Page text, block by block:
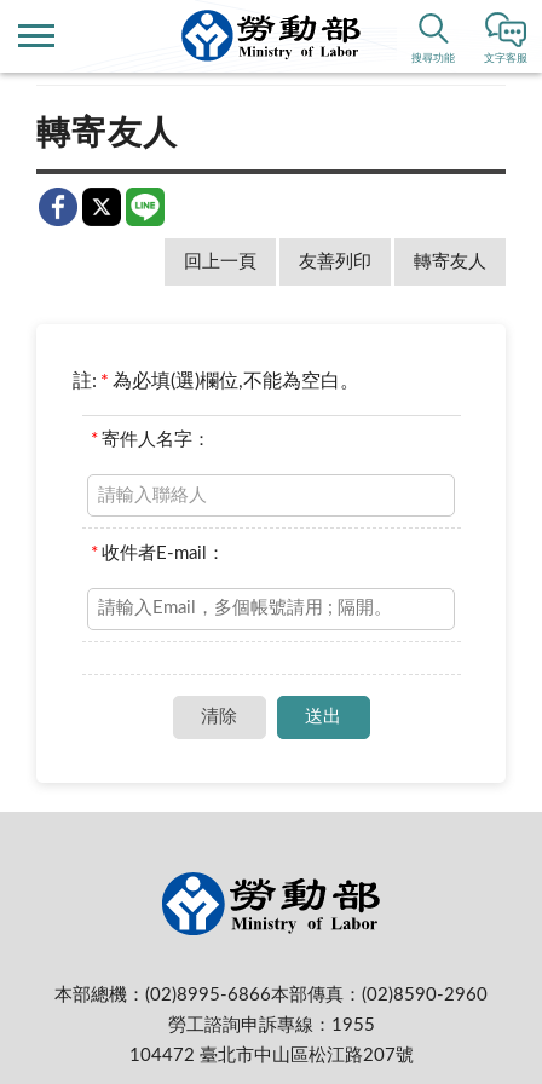
文字客服
搜尋功能
新聞公告 歷史新聞
轉寄友人
回上一頁 友善列印 轉寄友人
註: * 為必填(選)欄位,不能為空白。
* 寄件人名字：
* 收件者E-mail：
本部總機：(02)8995-6866本部傳真：(02)8590-2960
勞工諮詢申訴專線：1955
104472 臺北市中山區松江路207號